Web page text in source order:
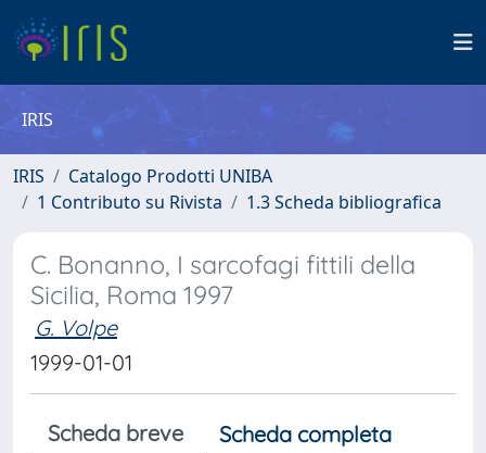
IRIS
IRIS
Catalogo Prodotti UNIBA
1 Contributo su Rivista
1.3 Scheda bibliografica
C. Bonanno, I sarcofagi fittili della
Sicilia, Roma 1997
G. Volpe
1999-01-01
Scheda breve
Scheda completa